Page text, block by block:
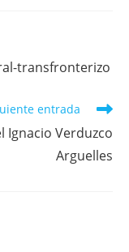
transfronterizo
entrada
Ignacio Verduzco
Arguelles